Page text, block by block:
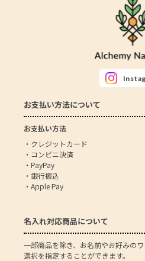
お支払い方法について
お支払い方法
・クレジットカード
・コンビニ決済
・PayPay
・銀行振込
・Apple Pay
名入れ対応商品について
一部商品を除き、お名前やお好みの
選択を指定することができます。